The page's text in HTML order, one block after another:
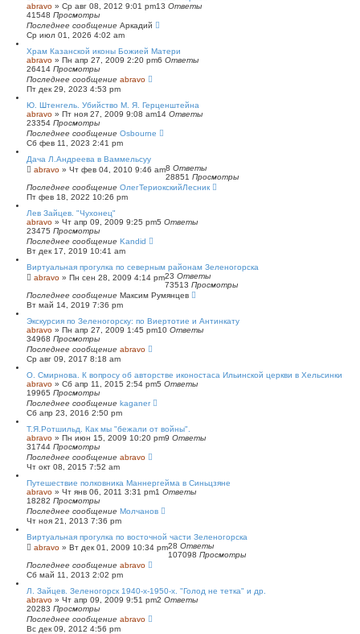
ы
й
п
о
и
с
к
abravo » Ср авг 08, 2012 9:01 pm13 Ответы
41548 Просмотры
Последнее сообщение Аркадий
Ср июл 01, 2026 4:02 am
Храм Казанской иконы Божией Матери
abravo » Пн апр 27, 2009 2:20 pm6 Ответы
26414 Просмотры
Последнее сообщение abravo
Пт дек 29, 2023 4:53 pm
Ю. Штенгель. Убийство М. Я. Герценштейна
abravo » Пт ноя 27, 2009 9:08 am14 Ответы
23354 Просмотры
Последнее сообщение Osbourne
Сб фев 11, 2023 2:41 pm
Дача Л.Андреева в Ваммельсуу
abravo » Чт фев 04, 2010 9:46 am8 Ответы
28851 Просмотры
Последнее сообщение ОлегТериокскийЛесник
Пт фев 18, 2022 10:26 pm
Лев Зайцев. "Чухонец"
abravo » Чт апр 09, 2009 9:25 pm5 Ответы
23475 Просмотры
Последнее сообщение Kandid
Вт дек 17, 2019 10:41 am
Виртуальная прогулка по северным районам Зеленогорска
abravo » Пн сен 28, 2009 4:14 pm23 Ответы
73513 Просмотры
Последнее сообщение Максим Румянцев
Вт май 14, 2019 7:36 pm
Экскурсия по Зеленогорску: по Виертотие и Антинкату
abravo » Пн апр 27, 2009 1:45 pm10 Ответы
34968 Просмотры
Последнее сообщение abravo
Ср авг 09, 2017 8:18 am
O. Смирнова. К вопросу об авторстве иконостаса Ильинской церкви в Хельсинки
abravo » Сб апр 11, 2015 2:54 pm5 Ответы
19965 Просмотры
Последнее сообщение kaganer
Сб апр 23, 2016 2:50 pm
Т.Я.Ротшильд. Как мы "бежали от войны".
abravo » Пн июн 15, 2009 10:20 pm9 Ответы
31744 Просмотры
Последнее сообщение abravo
Чт окт 08, 2015 7:52 am
Путешествие полковника Маннергейма в Синьцзяне
abravo » Чт янв 06, 2011 3:31 pm1 Ответы
18282 Просмотры
Последнее сообщение Молчанов
Чт ноя 21, 2013 7:36 pm
Виртуальная прогулка по восточной части Зеленогорска
abravo » Вт дек 01, 2009 10:34 pm28 Ответы
107098 Просмотры
Последнее сообщение abravo
Сб май 11, 2013 2:02 pm
Л. Зайцев. Зеленогорск 1940-х-1950-х. "Голод не тетка" и др.
abravo » Чт апр 09, 2009 9:51 pm2 Ответы
20283 Просмотры
Последнее сообщение abravo
Вс дек 09, 2012 4:56 pm